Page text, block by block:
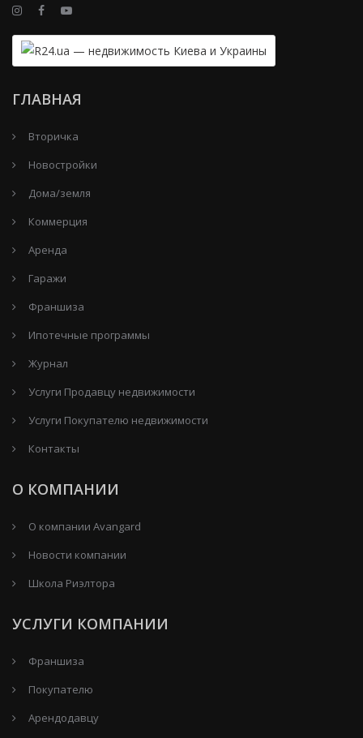
ГЛАВНАЯ
Вторичка
Новостройки
Дома/земля
Коммерция
Аренда
Гаражи
Франшиза
Ипотечные программы
Журнал
Услуги Продавцу недвижимости
Услуги Покупателю недвижимости
Контакты
О КОМПАНИИ
О компании Avangard
Новости компании
Школа Риэлтора
УСЛУГИ КОМПАНИИ
Франшиза
Покупателю
Арендодавцу